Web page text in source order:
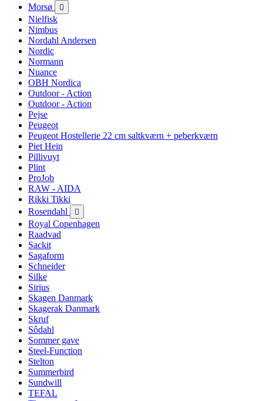
Morsø

Nielfisk
Nimbus
Nordahl Andersen
Nordic
Normann
Nuance
OBH Nordica
Outdoor - Action
Outdoor - Action
Pejse
Peugeot
Peugeot Hostellerie 22 cm saltkværn + peberkværn
Piet Hein
Pillivuyt
Plint
ProJob
RAW - AIDA
Rikki Tikki
Rosendahl

Royal Copenhagen
Raadvad
Sackit
Sagaform
Schneider
Silke
Sirius
Skagen Danmark
Skagerak Danmark
Skruf
Sôdahl
Sommer gave
Steel-Function
Stelton
Summerbird
Sundwill
TEFAL